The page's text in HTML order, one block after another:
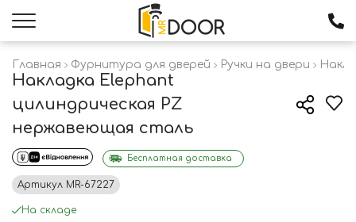
Главная Фурнитура для дверей Ручки на двери
Накладка Elephant
цилиндрическая PZ
нержавеющая сталь
Бесплатная доставка
Артикул MR-67227
На складе